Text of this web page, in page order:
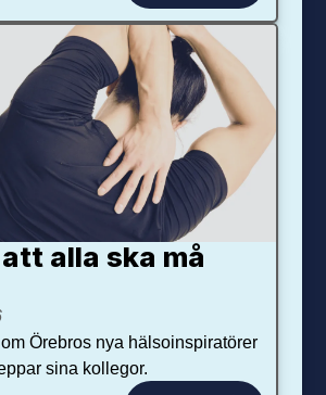
alla ska må
Örebros nya hälsoinspiratörer
sina kollegor.